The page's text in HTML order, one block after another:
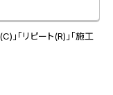
「リピート(R)」「施工